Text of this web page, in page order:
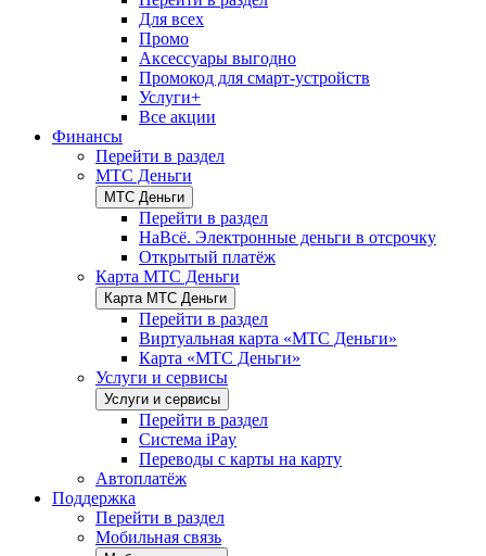
Для всех
Промо
Аксессуары выгодно
Промокод для смарт-устройств
Услуги+
Все акции
Финансы
Перейти в раздел
МТС Деньги
МТС Деньги
Перейти в раздел
НаВсё. Электронные деньги в отсрочку
Открытый платёж
Карта МТС Деньги
Карта МТС Деньги
Перейти в раздел
Виртуальная карта «МТС Деньги»
Карта «МТС Деньги»
Услуги и сервисы
Услуги и сервисы
Перейти в раздел
Система iPay
Переводы с карты на карту
Автоплатёж
Поддержка
Перейти в раздел
Мобильная связь